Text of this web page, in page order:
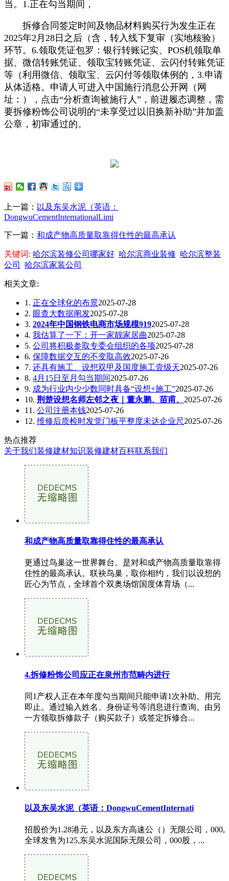
当。1.正在勾当期间，
拆修合同签定时间及物品材料购买行为发生正在
2025年2月28日之后（含，转入线下复审（实地核验）
环节。6.领取凭证包罗：银行转账记实、POS机领取单
据、微信转账凭证、领取宝转账凭证、云闪付转账凭证
等（利用微信、领取宝、云闪付等领取体例的，3.申请
从体适格。申请人可进入中国施行消息公开网（网
址：），点击“分析查询被施行人”，前进履态调整，需
要拆修粉饰公司说明的“未享受过以旧换新补助”并加盖
公章，初审通过的。
上一篇： 以及东吴水泥（英语：
DongwuCementInternationalLimi
下一篇： 和成产物高质量取靠得住性的最高承认
关键词: 哈尔滨装修公司哪家好 哈尔滨商业装修 哈尔滨整装
公司
哈尔滨家装公司
相关文章:
1. 正在全球化的布景2025-07-28
2. 眼查大数据阐发2025-07-28
3. 2024年中国钢铁电商市场规模9192025-07-28
4. 我估算了一下：开一家靓家居曲2025-07-28
5. 公司将积极参取专委会组织的各项2025-07-28
6. 保障数据交互的不变取高效2025-07-26
7. 还具有施工、设想双甲及国度施工壹级天2025-07-26
8. 4月15日至月勾当期间2025-07-26
9. 成为行业内少少数同时具备“设想+施工”2025-07-26
10. 荆楚设想名师左邻之夜｜董永鹏、苗甫、 2025-07-26
11. 公司注册本钱2025-07-26
12. 维修后质检时发觉门板平整度未达企业尺 2025-07-26
热点推荐
关于我们装修建材知识装修建材百科联系我们
和成产物高质量取靠得住性的最高承认
更通过鸟巢这一世界舞台。是对和成产物高质量取靠得
住性的最高承认。联袂鸟巢，取你相约，我们以设想的
匠心为节点，全球首个双奥场馆国度体育场（...
4.拆修粉饰公司应正在泉州市范畴内进行
同1产权人正在本年度勾当期间只能申请1次补助。用完
即止。通过输入姓名、身份证号等消息进行查询。由另
一方领取拆修款子（购买款子）或签定拆修合...
以及东吴水泥（英语：DongwuCementInternati
招股价为1.28港元，以及东方高速公（）无限公司，000,
全球发售为125,东吴水泥国际无限公司，000股，...